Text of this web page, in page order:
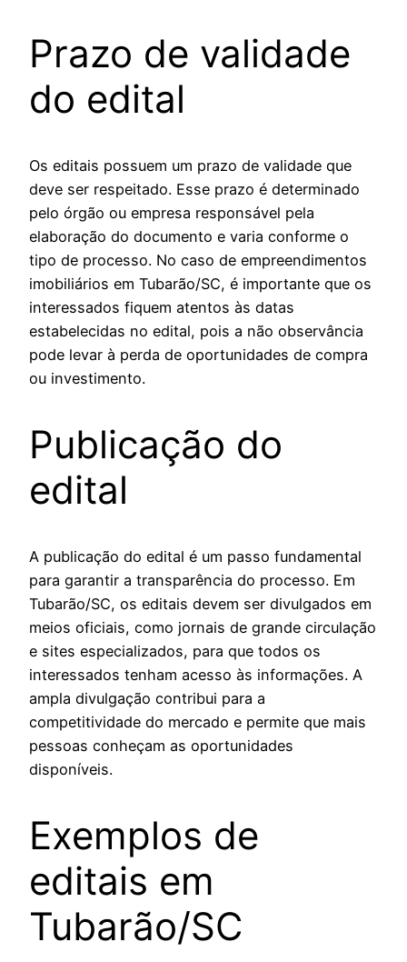
Prazo de validade
do edital
Os editais possuem um prazo de validade que
deve ser respeitado. Esse prazo é determinado
pelo órgão ou empresa responsável pela
elaboração do documento e varia conforme o
tipo de processo. No caso de empreendimentos
imobiliários em Tubarão/SC, é importante que os
interessados fiquem atentos às datas
estabelecidas no edital, pois a não observância
pode levar à perda de oportunidades de compra
ou investimento.
Publicação do
edital
A publicação do edital é um passo fundamental
para garantir a transparência do processo. Em
Tubarão/SC, os editais devem ser divulgados em
meios oficiais, como jornais de grande circulação
e sites especializados, para que todos os
interessados tenham acesso às informações. A
ampla divulgação contribui para a
competitividade do mercado e permite que mais
pessoas conheçam as oportunidades
disponíveis.
Exemplos de
editais em
Tubarão/SC